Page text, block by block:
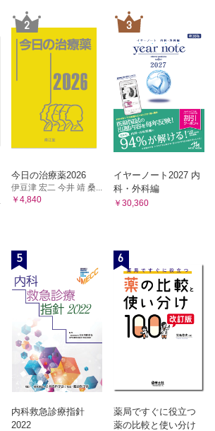
2
今日の治療薬2026
伊豆津 宏二 今井 靖 桑...
￥4,840
3
イヤーノート2027 内
科・外科編
￥30,360
5
内科救急診療指針
2022
6
薬局ですぐに役立つ
薬の比較と使い分け